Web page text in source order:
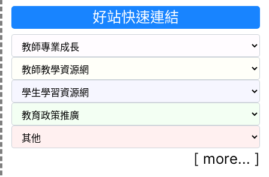
好站快速連結
[ more... ]